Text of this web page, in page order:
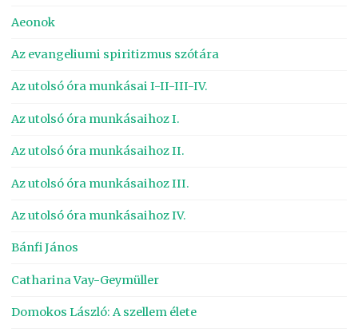
Aeonok
Az evangeliumi spiritizmus szótára
Az utolsó óra munkásai I-II-III-IV.
Az utolsó óra munkásaihoz I.
Az utolsó óra munkásaihoz II.
Az utolsó óra munkásaihoz III.
Az utolsó óra munkásaihoz IV.
Bánfi János
Catharina Vay-Geymüller
Domokos László: A szellem élete